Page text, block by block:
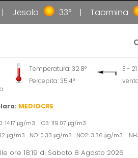
Jesolo 33° Taormina
Temperatura: 32.8°
Percepita: 35.4°
E -
MEDIOCRE
14.17 μg/m3 O3: 119.07 μg/m3
μg/m3 NO: 0.33 μg/m3 NO2: 3.36 μg/m3
ore 18:19 di Sabato 8 Agosto 2026